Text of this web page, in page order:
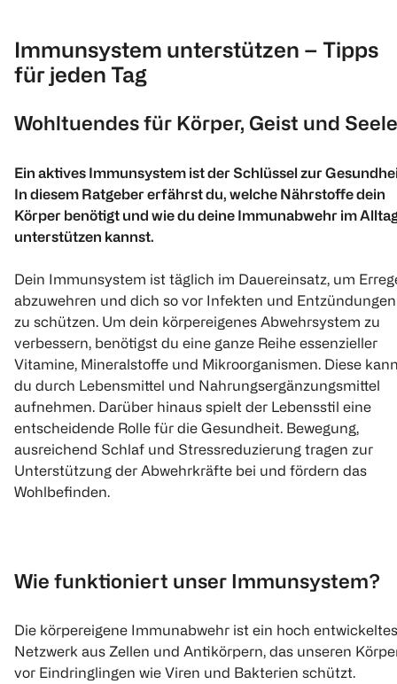
Immunsystem unterstützen – Tipps
für jeden Tag
Wohltuendes für Körper, Geist und Seele
Ein aktives Immunsystem ist der Schlüssel zur
In diesem Ratgeber erfährst du, welche Nährstoffe dein
Körper benötigt und wie du deine Immunabwehr im
unterstützen kannst.
Dein Immunsystem ist täglich im Dauereinsatz, um
abzuwehren und dich so vor Infekten und Entzündungen
zu schützen. Um dein körpereigenes Abwehrsystem zu
verbessern, benötigst du eine ganze Reihe essenzieller
Vitamine, Mineralstoffe und Mikroorganismen. Diese
du durch Lebensmittel und Nahrungsergänzungsmittel
aufnehmen. Darüber hinaus spielt der Lebensstil eine
entscheidende Rolle für die Gesundheit. Bewegung,
ausreichend Schlaf und Stressreduzierung tragen zur
Unterstützung der Abwehrkräfte bei und fördern das
Wohlbefinden.
Wie funktioniert unser Immunsystem?
Die körpereigene Immunabwehr ist ein hoch entwickeltes
Netzwerk aus Zellen und Antikörpern, das unseren
vor Eindringlingen wie Viren und Bakterien schützt.